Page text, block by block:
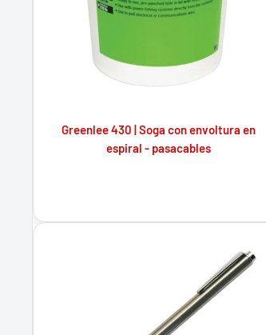
Greenlee 430 | Soga con envoltura en
espiral - pasacables